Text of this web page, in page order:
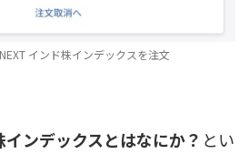
インド株インデックスを注文
ンデックスとはなにか？ とい